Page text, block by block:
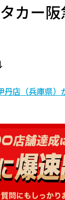
カー
丹店（兵庫県